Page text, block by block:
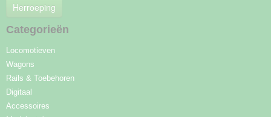
Herroeping
Categorieën
Locomotieven
Wagons
Rails & Toebehoren
Digitaal
Accessoires